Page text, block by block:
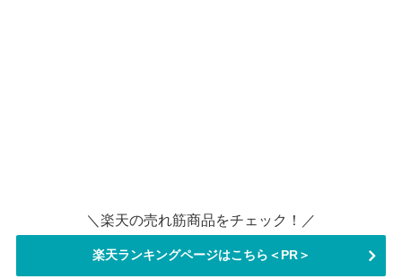
＼楽天の売れ筋商品をチェック！／
楽天ランキングページはこちら＜PR＞